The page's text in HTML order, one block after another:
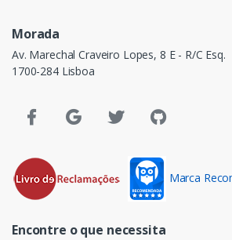
Morada
Av. Marechal Craveiro Lopes, 8 E - R/C Esq.
1700-284 Lisboa
Marca
Encontre o que necessita